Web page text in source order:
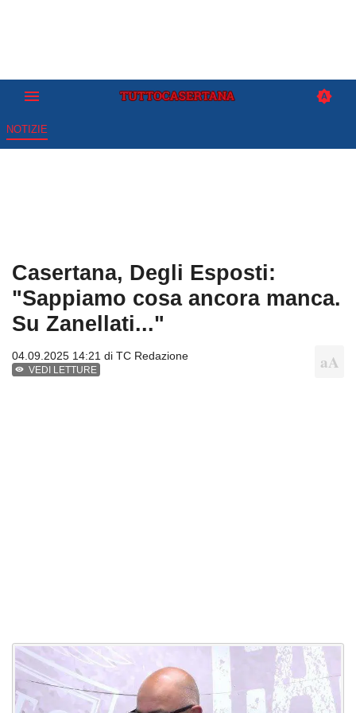
NOTIZIE
Casertana, Degli Esposti:
"Sappiamo cosa ancora manca.
Su Zanellati..."
04.09.2025 14:21 di TC Redazione
VEDI LETTURE